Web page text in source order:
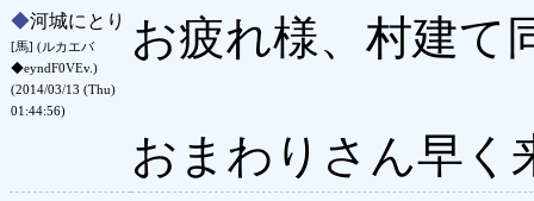
◆河城にとり
[馬] (ルカエバ
◆eyndF0VEv.)
(2014/03/13 (Thu)
01:44:56)
お疲れ様、村建て
おまわりさん早